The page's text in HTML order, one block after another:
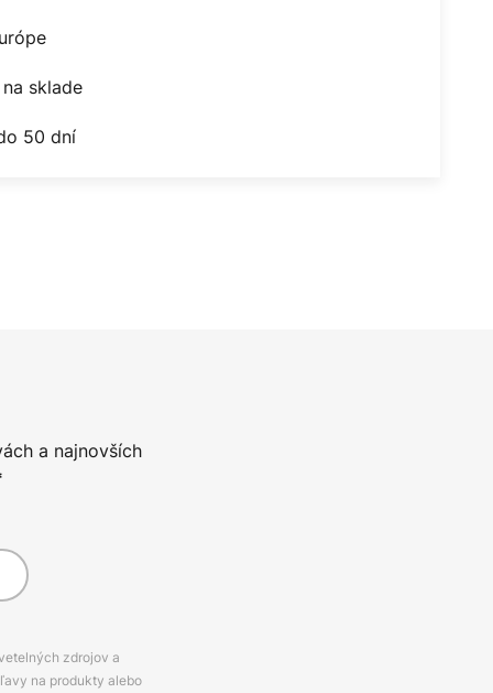
sklade
50 dní
a najnovších
zdrojov a
na produkty alebo